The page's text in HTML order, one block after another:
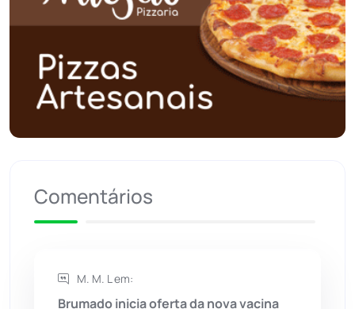
Poções (182)
Polícia Civil (57)
Polícia Militar (27)
Política (03)
Presidente Jânio Qu...
Riacho de Santana
Rio de Contas
Comentários
M. M. L em:
Brumado inicia oferta da nova vacina